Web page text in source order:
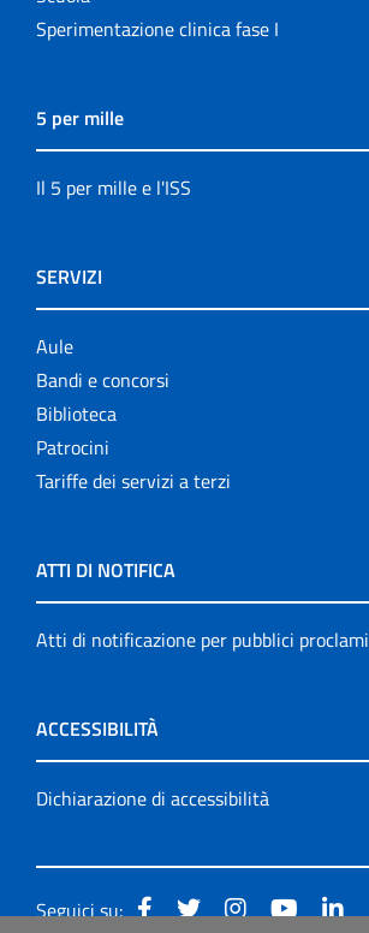
Sperimentazione clinica fase I
5 per mille
Il 5 per mille e l'ISS
SERVIZI
Aule
Bandi e concorsi
Biblioteca
Patrocini
Tariffe dei servizi a terzi
ATTI DI NOTIFICA
Atti di notificazione per pubblici proclami
ACCESSIBILITÀ
Dichiarazione di accessibilità
Seguici su: